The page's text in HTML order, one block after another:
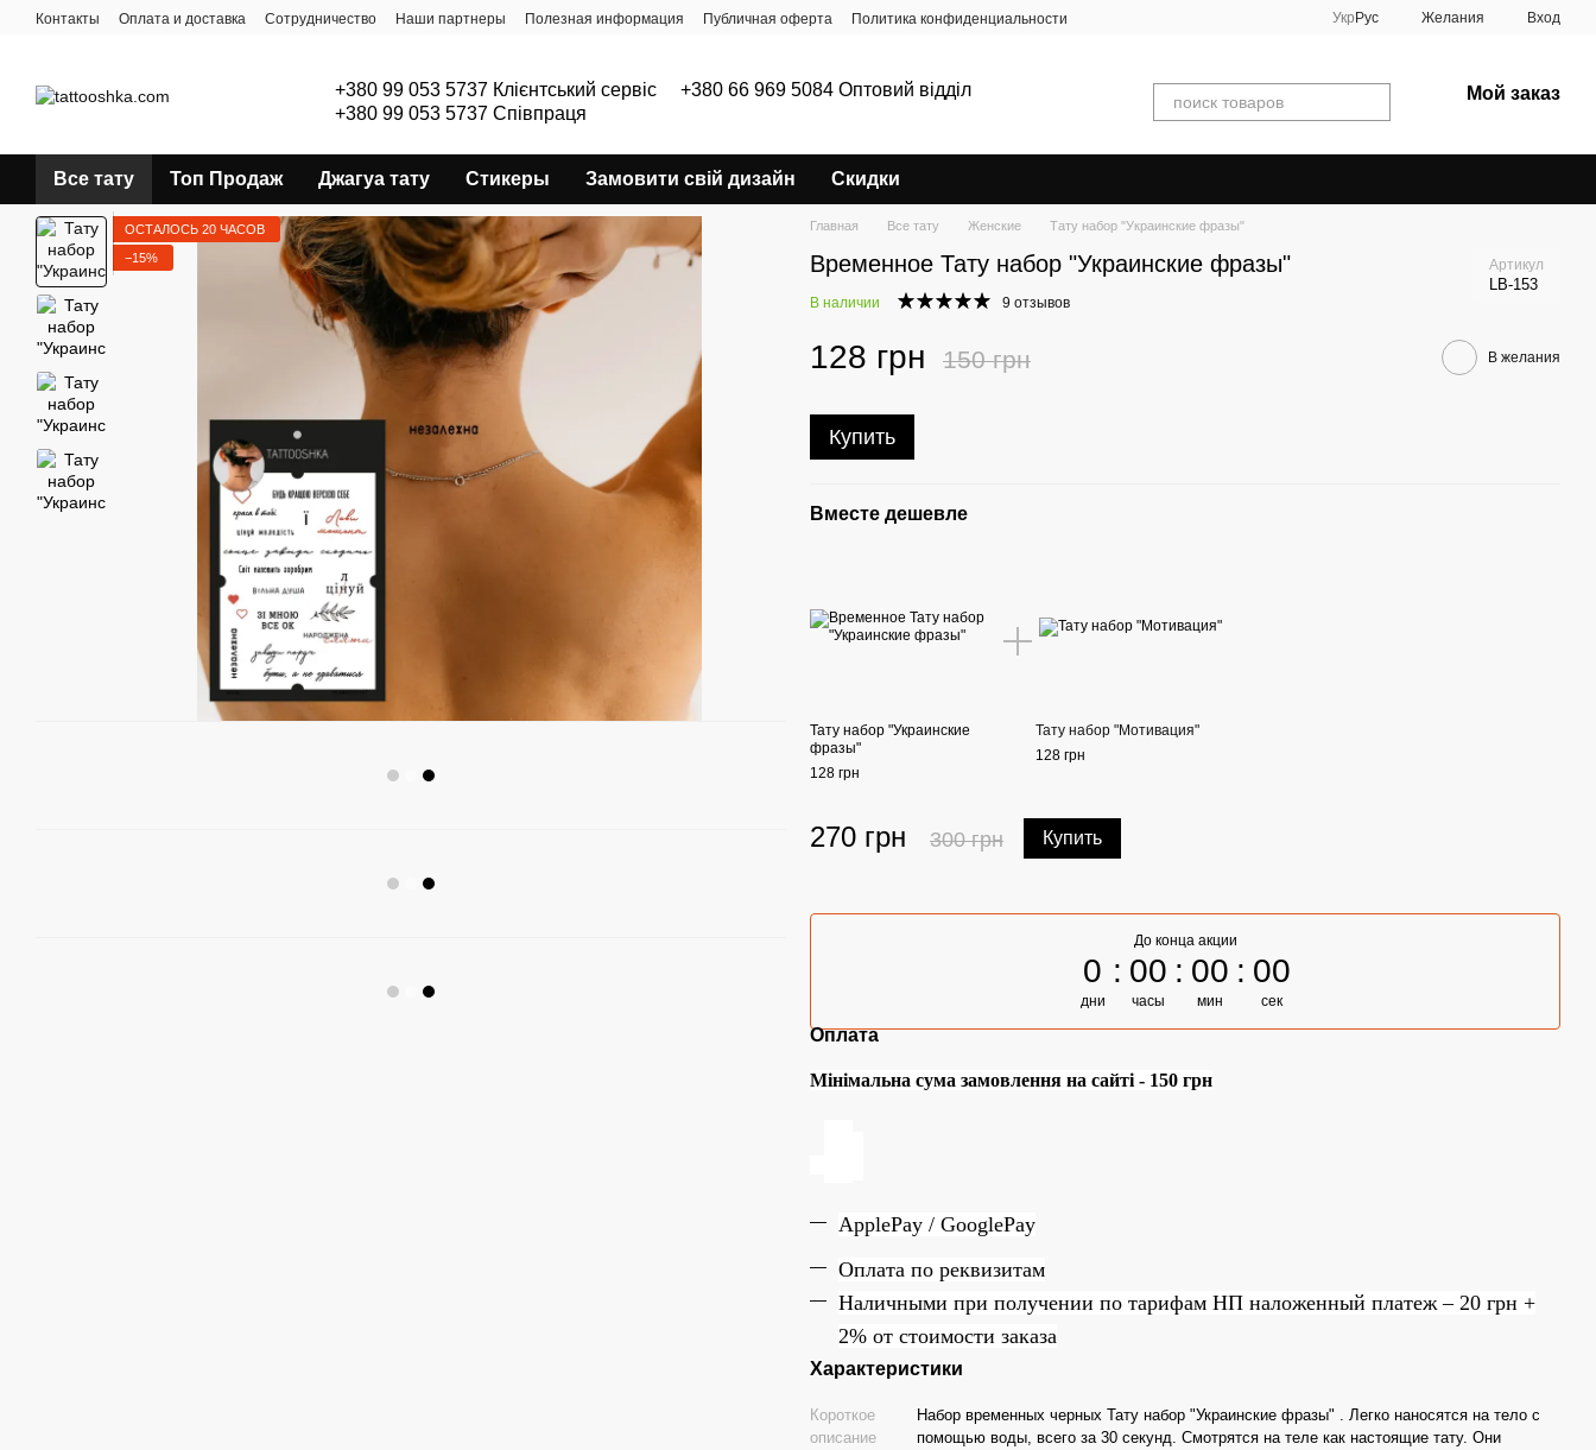
Перейти к основному контенту
Контакты Оплата и доставка Сотрудничество Наши партнеры Полезная информация Публичная оферта Политика конфиденциальности Укр Рус Желания Вход
+380 99 053 5737 Клієнтський сервіс
+380 66 969 5084 Оптовий відділ
+380 99 053 5737 Співпраця
Мой заказ
Все тату Топ Продаж Джагуа тату Стикеры Замовити свій дизайн Скидки
ОСТАЛОСЬ 20 ЧАСОВ
−15%
Главная Все тату Женские Тату набор "Украинские фразы"
Временное Тату набор "Украинские фразы" Артикул
LB-153
В наличии 9 отзывов
128 грн 150 грн В желания
Купить
Вместе дешевле
Тату набор "Украинские
фразы"
128 грн
Тату набор "Мотивация"
128 грн
270 грн 300 грн Купить
До конца акции
0
дни
00
часы
00
мин
00
сек
Оплата
Мінімальна сума замовлення на сайті - 150 грн
ApplePay / GooglePay
Оплата по реквизитам
Наличными при получении по тарифам НП наложенный платеж – 20 грн +
2% от стоимости заказа
Характеристики
Короткое
описание
Набор временных черных Тату набор "Украинские фразы" . Легко наносятся на тело с
помощью воды, всего за 30 секунд. Смотрятся на теле как настоящие тату. Они